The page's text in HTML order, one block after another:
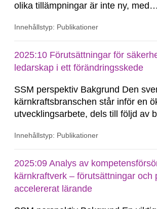
olika tillämpningar är inte ny, med
2000-tal. Med utvecklingen och
överväga att tillämpa AI-teknik i
Innehållstyp: Publikationer
2025:10 Förutsättningar för
ledarskap i ett förändringsskede
SSM perspektiv Bakgrund Den
kärnkraftsbranschen står inför en
utvecklingsarbete, dels till följd av
följd av en eventuell nybyggnation.
kan medföra en del utmaningar
Innehållstyp: Publikationer
2025:09 Analys av
kärnkraftverk – förutsättningar och
accelererat lärande